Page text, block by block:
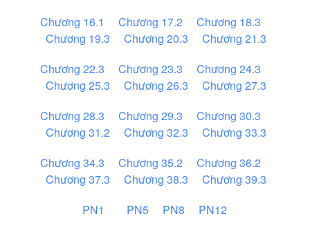
Chương 16.1
Chương 17.2
Chương 18.3
Chương 19.3
Chương 20.3
Chương 21.3
Chương 22.3
Chương 23.3
Chương 24.3
Chương 25.3
Chương 26.3
Chương 27.3
Chương 28.3
Chương 29.3
Chương 30.3
Chương 31.2
Chương 32.3
Chương 33.3
Chương 34.3
Chương 35.2
Chương 36.2
Chương 37.3
Chương 38.3
Chương 39.3
PN1
PN5 PN8 PN12